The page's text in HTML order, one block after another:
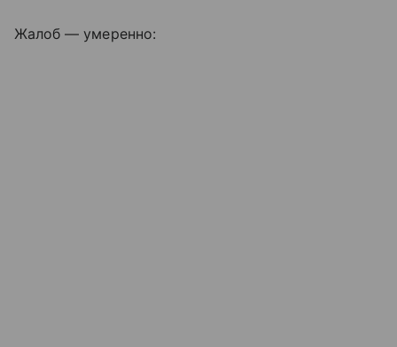
Жалоб — умеренно: